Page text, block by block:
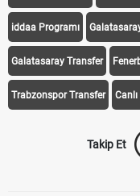
iddaa Programı
Galatasaray Transfer
Trabzonspor Transfer
Takip Et